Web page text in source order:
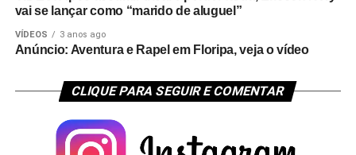
vai se lançar como “marido de aluguel”
VÍDEOS 3 anos ago
Anúncio: Aventura e Rapel em Floripa, veja o vídeo
CLIQUE PARA SEGUIR E COMENTAR